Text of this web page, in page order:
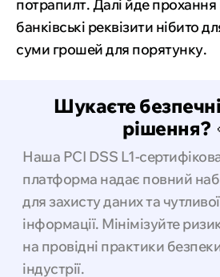
потрапилт. Далі йде прохання
банківські реквізити нібито
суми грошей для порятунку.
Шукаєте
рішення?
Наша PCI DSS L1-
платформа надає повний
для захисту даних та
інформації. Мінімізуйте
на провідні практики
індустрії.